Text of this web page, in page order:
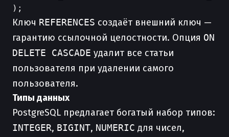
Ключ REFERENCES создаёт внешний ключ —
гарантию ссылочной целостности. Опция ON
DELETE CASCADE удалит все статьи
пользователя при удалении самого
пользователя.
Типы данных
PostgreSQL предлагает богатый набор типов:
INTEGER, BIGINT, NUMERIC для чисел,